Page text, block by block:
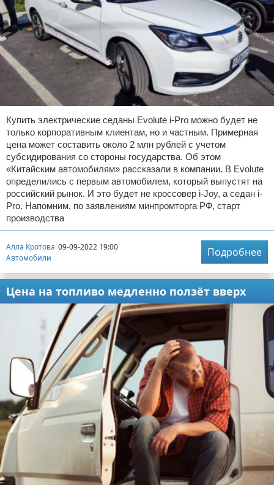
Купить электрические седаны Evolute i-Pro можно будет не
только корпоративным клиентам, но и частным. Примерная
цена может составить около 2 млн рублей с учетом
субсидирования со стороны государства. Об этом
«Китайским автомобилям» рассказали в компании. В Evolute
определились с первым автомобилем, который выпустят на
российский рынок. И это будет не кроссовер i-Joy, а седан i-
Pro. Напомним, по заявлениям минпромторга РФ, старт
производства
Алла Кротова 09-09-2022 19:00
Автомобили
Подробнее
Цена на топливо медленно ползёт вверх